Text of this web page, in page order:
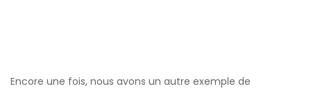
Encore une fois, nous avons un autre exemple de